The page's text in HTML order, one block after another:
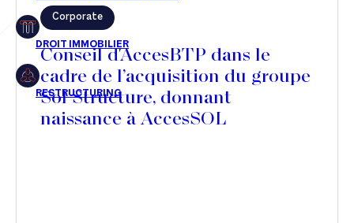
Restructuring
Article
Corporate
Conseil d'AccesBTP dans le
cadre de l’acquisition du groupe
Sol Structure, donnant
naissance à AccesSOL